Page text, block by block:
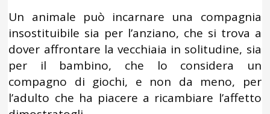
Un animale può incarnare una compagnia
insostituibile sia per l’anziano, che si trova a
dover affrontare la vecchiaia in solitudine, sia
per il bambino, che lo considera un
compagno di giochi, e non da meno, per
l’adulto che ha piacere a ricambiare l’affetto